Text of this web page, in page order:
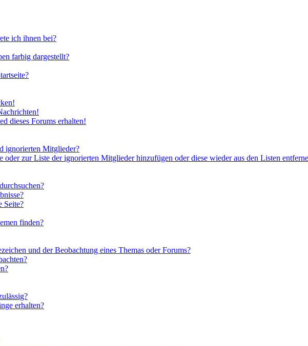
ich ihnen bei?
farbig dargestellt?
dieses Forums erhalten!
ignorierten Mitglieder?
zur Liste der ignorierten Mitglieder hinzufügen oder diese wieder aus den Listen
Seite?
finden?
und der Beobachtung eines Themas oder Forums?
erhalten?